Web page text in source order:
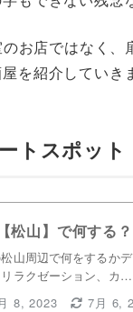
お店ではなく
を紹介していき
トスポット
松山】で何する
山周辺で何をするか
リラクゼーション、カ…
8, 2023
7月 6,